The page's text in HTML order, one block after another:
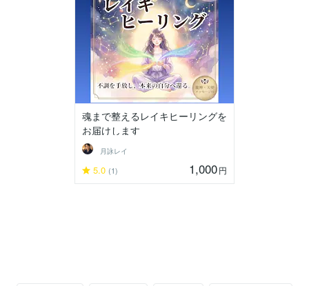
魂まで整えるレイキヒーリングを
お届けします
月詠レイ
5.0 (1) 1,000円